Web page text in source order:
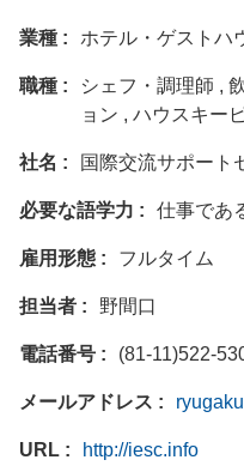
業種 ホテル・ゲストハ
職種
シェフ・調理師 ,
ョン , ハウスキー
社名 国際交流サポート
必要な語学力 仕事であ
雇用形態 フルタイム
担当者 野間口
電話番号 (81-11)522-
メールアドレス
URL http://iesc.info